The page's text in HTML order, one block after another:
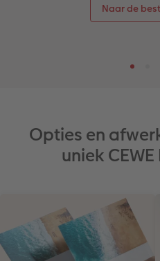
Naar de
Opties en
uniek